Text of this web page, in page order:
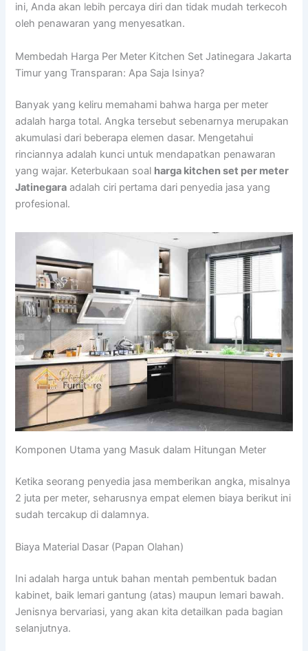
ini, Anda akan lebih percaya diri dan tidak mudah terkecoh
oleh penawaran yang menyesatkan.
Membedah Harga Per Meter Kitchen Set Jatinegara Jakarta
Timur yang Transparan: Apa Saja Isinya?
Banyak yang keliru memahami bahwa harga per meter
adalah harga total. Angka tersebut sebenarnya merupakan
akumulasi dari beberapa elemen dasar. Mengetahui
rinciannya adalah kunci untuk mendapatkan penawaran
yang wajar. Keterbukaan soal harga kitchen set per meter
Jatinegara adalah ciri pertama dari penyedia jasa yang
profesional.
Komponen Utama yang Masuk dalam Hitungan Meter
Ketika seorang penyedia jasa memberikan angka, misalnya
2 juta per meter, seharusnya empat elemen biaya berikut ini
sudah tercakup di dalamnya.
Biaya Material Dasar (Papan Olahan)
Ini adalah harga untuk bahan mentah pembentuk badan
kabinet, baik lemari gantung (atas) maupun lemari bawah.
Jenisnya bervariasi, yang akan kita detailkan pada bagian
selanjutnya.